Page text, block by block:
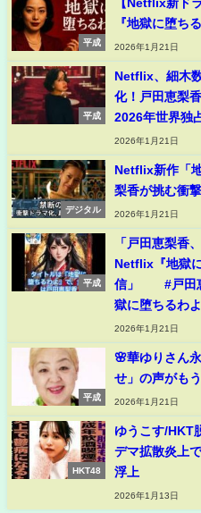
平成
【Netflix新ド
『地獄に堕ち
2026年1月21日
平成
Netflix、細木
化！戸田恵梨
2026年世界独
2026年1月21日
デジタル
Netflix新作「
梨香が挑む衝
2026年1月21日
平成
「戸田恵梨香
Netflix『地獄
信」 #戸田恵
獄に堕ちるわ
2026年1月21日
平成
🌸華ゆりさん
せ」の声がも
2026年1月21日
HKT48
ゆうこす/HKT
デマ拡散炎上
浮上
2026年1月13日